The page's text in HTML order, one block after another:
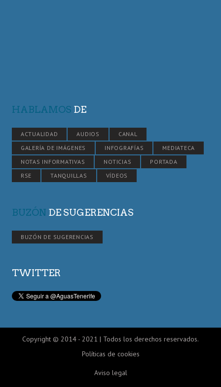
HABLAMOS DE
ACTUALIDAD AUDIOS
CANAL
GALERÍA DE IMÁGENES
INFOGRAFÍAS
MEDIATECA
NOTAS INFORMATIVAS
NOTICIAS
PORTADA
RSE
TANQUILLAS VÍDEOS
BUZÓN DE SUGERENCIAS
BUZÓN DE SUGERENCIAS
TWITTER
Copyright © 2014 - 2021 | Todos los derechos reservados.
Políticas de cookies
Aviso legal